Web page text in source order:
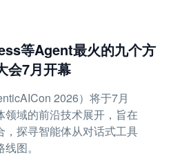
等Agent最火的九个方
会7月开幕
2026）将于7月
域的前沿技术展开，旨在
，探寻智能体从对话式工具
图。